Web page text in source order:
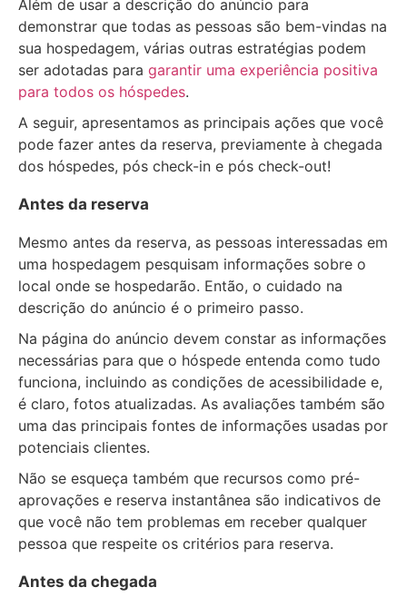
Além de usar a descrição do anúncio para
demonstrar que todas as pessoas são bem-vindas na
sua hospedagem, várias outras estratégias podem
ser adotadas para garantir uma experiência positiva
para todos os hóspedes.
A seguir, apresentamos as principais ações que você
pode fazer antes da reserva, previamente à chegada
dos hóspedes, pós check-in e pós check-out!
Antes da reserva
Mesmo antes da reserva, as pessoas interessadas em
uma hospedagem pesquisam informações sobre o
local onde se hospedarão. Então, o cuidado na
descrição do anúncio é o primeiro passo.
Na página do anúncio devem constar as informações
necessárias para que o hóspede entenda como tudo
funciona, incluindo as condições de acessibilidade e,
é claro, fotos atualizadas. As avaliações também são
uma das principais fontes de informações usadas por
potenciais clientes.
Não se esqueça também que recursos como pré-
aprovações e reserva instantânea são indicativos de
que você não tem problemas em receber qualquer
pessoa que respeite os critérios para reserva.
Antes da chegada